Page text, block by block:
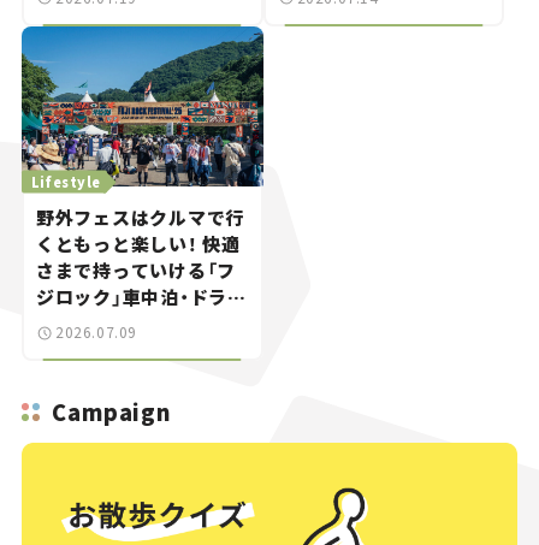
推し駅ガイド】vol.15
Lifestyle
野外フェスはクルマで行
くともっと楽しい！ 快適
さまで持っていける「フ
ジロック」車中泊・ドライ
ブガイド。
2026.07.09
Campaign